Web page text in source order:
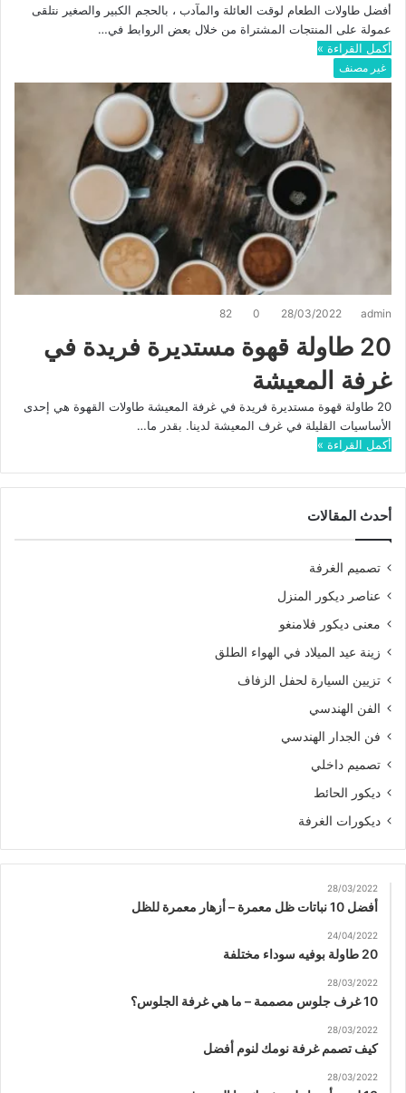
أفضل طاولات الطعام لوقت العائلة والمآدب ، بالحجم الكبير والصغير نتلقى
عمولة على المنتجات المشتراة من خلال بعض الروابط في…
أكمل القراءة »
غير مصنف
admin
28/03/2022
0
82
20 طاولة قهوة مستديرة فريدة في
غرفة المعيشة
20 طاولة قهوة مستديرة فريدة في غرفة المعيشة طاولات القهوة هي إحدى
الأساسيات القليلة في غرف المعيشة لدينا. بقدر ما…
أكمل القراءة »
أحدث المقالات
تصميم الغرفة
عناصر ديكور المنزل
معنى ديكور فلامنغو
زينة عيد الميلاد في الهواء الطلق
تزيين السيارة لحفل الزفاف
الفن الهندسي
فن الجدار الهندسي
تصميم داخلي
ديكور الحائط
ديكورات الغرفة
28/03/2022
أفضل 10 نباتات ظل معمرة – أزهار معمرة للظل
24/04/2022
20 طاولة بوفيه سوداء مختلفة
28/03/2022
10 غرف جلوس مصممة – ما هي غرفة الجلوس؟
28/03/2022
كيف تصمم غرفة نومك لنوم أفضل
28/03/2022